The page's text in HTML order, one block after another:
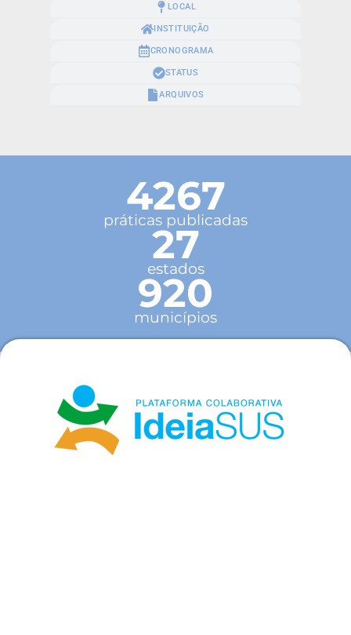
LOCAL
INSTITUIÇÃO
CRONOGRAMA
STATUS
ARQUIVOS
4267
práticas publicadas
27
estados
920
municípios